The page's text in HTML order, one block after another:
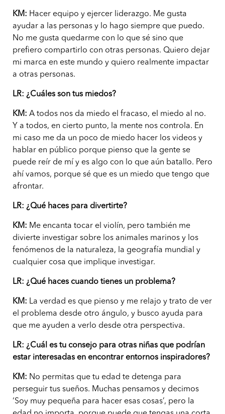
KM: Hacer equipo y ejercer liderazgo. Me gusta
ayudar a las personas y lo hago siempre que puedo.
No me gusta quedarme con lo que sé sino que
prefiero compartirlo con otras personas. Quiero dejar
mi marca en este mundo y quiero realmente impactar
a otras personas.
LR: ¿Cuáles son tus miedos?
KM: A todos nos da miedo el fracaso, el miedo al no.
Y a todos, en cierto punto, la mente nos controla. En
mi caso me da un poco de miedo hacer los videos y
hablar en público porque pienso que la gente se
puede reír de mí y es algo con lo que aún batallo. Pero
ahí vamos, porque sé que es un miedo que tengo que
afrontar.
LR: ¿Qué haces para divertirte?
KM: Me encanta tocar el violín, pero también me
divierte investigar sobre los animales marinos y los
fenómenos de la naturaleza, la geografía mundial y
cualquier cosa que implique investigar.
LR: ¿Qué haces cuando tienes un problema?
KM: La verdad es que pienso y me relajo y trato de ver
el problema desde otro ángulo, y busco ayuda para
que me ayuden a verlo desde otra perspectiva.
LR: ¿Cuál es tu consejo para otras niñas que podrían
estar interesadas en encontrar entornos inspiradores?
KM: No permitas que tu edad te detenga para
perseguir tus sueños. Muchas pensamos y decimos
‘Soy muy pequeña para hacer esas cosas’, pero la